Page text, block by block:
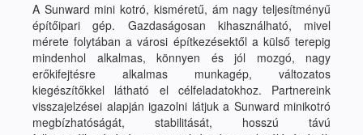
A Sunward mini kotró, kisméretű, ám nagy teljesítményű
építőipari gép. Gazdaságosan kihasználható, mivel
mérete folytában a városi építkezésektől a külső terepig
mindenhol alkalmas, könnyen és jól mozgó, nagy
erőkifejtésre alkalmas munkagép, változatos
kiegészítőkkel látható el célfeladatokhoz. Partnereink
visszajelzései alapján igazolni látjuk a Sunward minikotró
megbízhatóságát, stabilitását, hosszú távú